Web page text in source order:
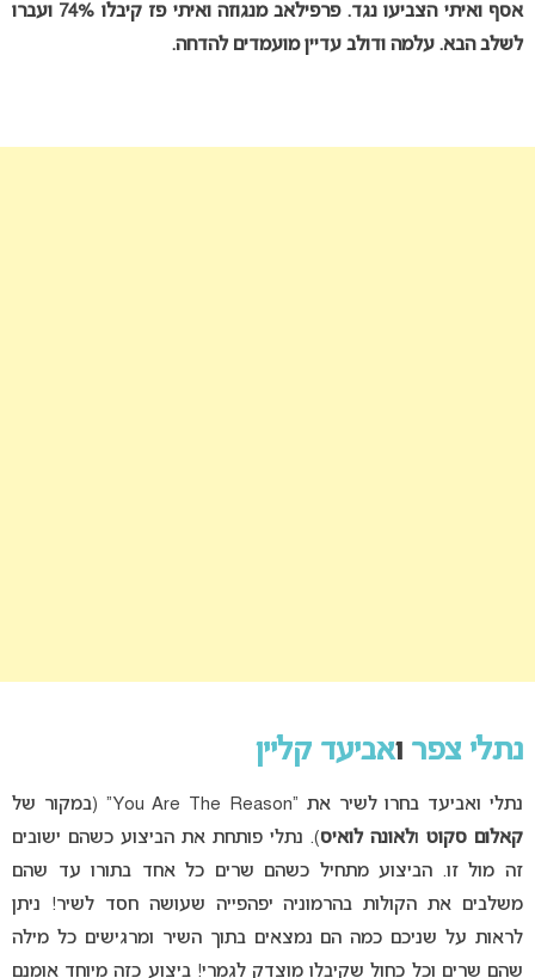
אסף ואיתי הצביעו נגד. פרפילאב מנגוזה ואיתי פז קיבלו 74% ועברו
לשלב הבא. עלמה ודולב עדיין מועמדים להדחה.
נתלי צפרואביעד קליין
נתלי ואביעד בחרו לשיר את “You Are The Reason” (במקור של
קאלום סקוטו לאונה לואיס). נתלי פותחת את הביצוע כשהם ישובים
זה מול זו. הביצוע מתחיל כשהם שרים כל אחד בתורו עד שהם
משלבים את הקולות בהרמוניה יפהפייה שעושה חסד לשיר! ניתן
לראות על שניכם כמה הם נמצאים בתוך השיר ומרגישים כל מילה
שהם שרים וכל כחול שקיבלו מוצדק לגמרי! ביצוע כזה מיוחד אומנם